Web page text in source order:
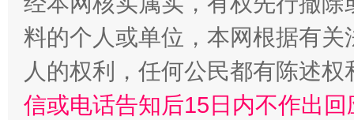
“蜀中异人”王建安的艺术幻境
料的个人或单位，本网根据有
人的权利，任何公民都有陈述
信或电话告知后15日内不作出